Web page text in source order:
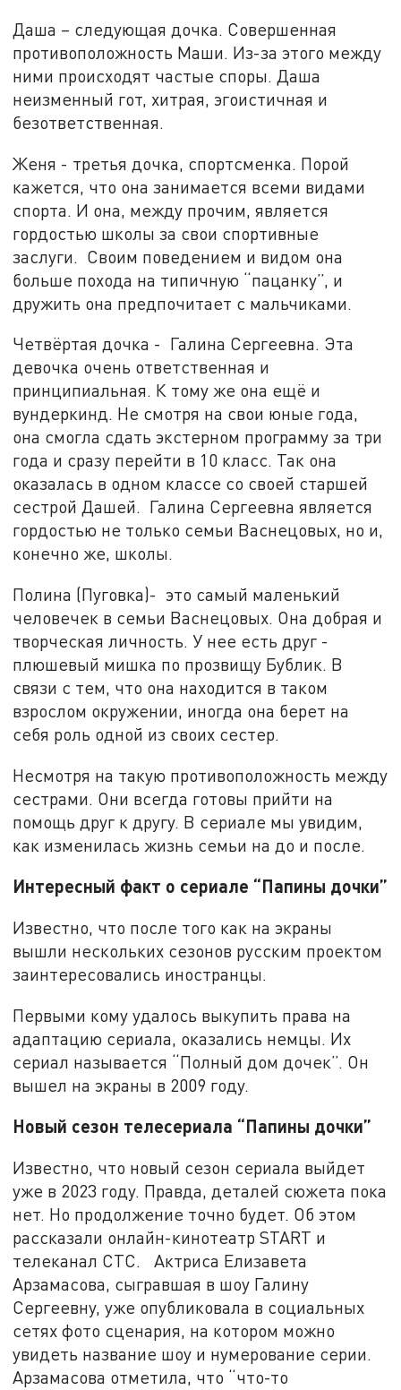
Даша – следующая дочка. Совершенная
противоположность Маши. Из-за этого между
ними происходят частые споры. Даша
неизменный гот, хитрая, эгоистичная и
безответственная.
Женя - третья дочка, спортсменка. Порой
кажется, что она занимается всеми видами
спорта. И она, между прочим, является
гордостью школы за свои спортивные
заслуги. Своим поведением и видом она
больше похода на типичную “пацанку”, и
дружить она предпочитает с мальчиками.
Четвёртая дочка - Галина Сергеевна. Эта
девочка очень ответственная и
принципиальная. К тому же она ещё и
вундеркинд. Не смотря на свои юные года,
она смогла сдать экстерном программу за три
года и сразу перейти в 10 класс. Так она
оказалась в одном классе со своей старшей
сестрой Дашей. Галина Сергеевна является
гордостью не только семьи Васнецовых, но и,
конечно же, школы.
Полина (Пуговка)- это самый маленький
человечек в семьи Васнецовых. Она добрая и
творческая личность. У нее есть друг -
плюшевый мишка по прозвищу Бублик. В
связи с тем, что она находится в таком
взрослом окружении, иногда она берет на
себя роль одной из своих сестер.
Несмотря на такую противоположность между
сестрами. Они всегда готовы прийти на
помощь друг к другу. В сериале мы увидим,
как изменилась жизнь семьи на до и после.
Интересный факт о сериале “Папины дочки”
Известно, что после того как на экраны
вышли нескольких сезонов русским проектом
заинтересовались иностранцы.
Первыми кому удалось выкупить права на
адаптацию сериала, оказались немцы. Их
сериал называется “Полный дом дочек”. Он
вышел на экраны в 2009 году.
Новый сезон телесериала “Папины дочки”
Известно, что новый сезон сериала выйдет
уже в 2023 году. Правда, деталей сюжета пока
нет. Но продолжение точно будет. Об этом
рассказали онлайн-кинотеатр START и
телеканал СТС. Актриса Елизавета
Арзамасова, сыгравшая в шоу Галину
Сергеевну, уже опубликовала в социальных
сетях фото сценария, на котором можно
увидеть название шоу и нумерование серии.
Арзамасова отметила, что “что-то